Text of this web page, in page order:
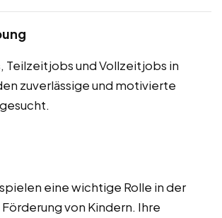
Teilzeitjobs und Vollzeitjobs in
zuverlässige und motivierte
eine wichtige Rolle in der
von Kindern. Ihre